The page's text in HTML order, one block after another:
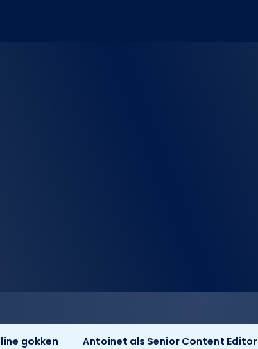
gokken Antoinet als Senior Content Editor